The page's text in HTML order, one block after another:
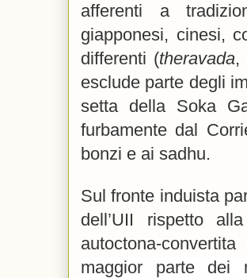
afferenti a
giapponesi, cinesi,
differenti (theravada,
esclude parte degli
setta della Soka
furbamente dal
bonzi e ai sadhu.
Sul fronte induista
dell’UII rispetto
autoctona-
maggior parte dei